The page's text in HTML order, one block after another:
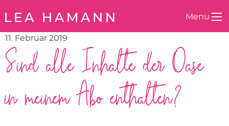
Menu
11. Februar 2019
Sind alle Inhalte der Oase
in meinem Abo enthalten?